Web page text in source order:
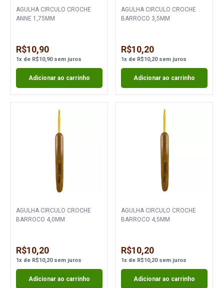
AGULHA CIRCULO CROCHE
ANNE 1,75MM
R$10,90
1x de R$10,90sem juros
Adicionar ao carrinho
AGULHA CIRCULO CROCHE
BARROCO 3,5MM
R$10,20
1xde R$10,20sem juros
Adicionar ao carrinho
AGULHA CIRCULO CROCHE
BARROCO 4,0MM
R$10,20
1x de R$10,20sem juros
Adicionar ao carrinho
AGULHA CIRCULO CROCHE
BARROCO 4,5MM
R$10,20
1xde R$10,20sem juros
Adicionar ao carrinho